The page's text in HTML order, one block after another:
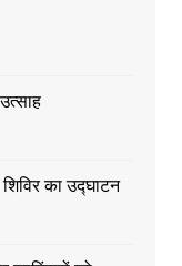
का उद्घाटन